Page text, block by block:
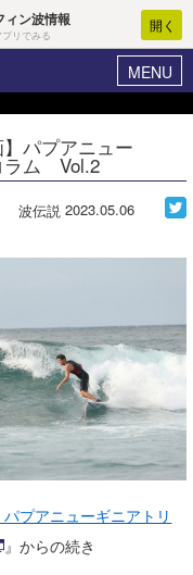
ン波情報
リでみる
開く
MENU
マイホーム
イド
】パプアニュー
ラム Vol.2
波伝説 2023.05.06
パプアニューギニアトリ
』からの続き